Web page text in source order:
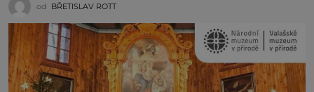
od BŘETISLAV ROTT